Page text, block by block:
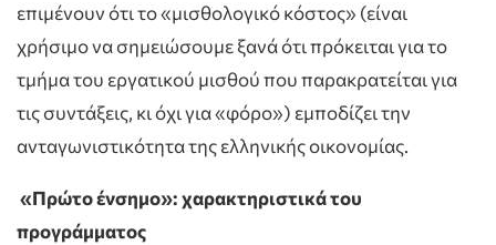
επιμένουν ότι το «μισθολογικό κόστος» (είναι
χρήσιμο να σημειώσουμε ξανά ότι πρόκειται για το
τμήμα του εργατικού μισθού που παρακρατείται για
τις συντάξεις, κι όχι για «φόρο») εμποδίζει την
ανταγωνιστικότητα της ελληνικής οικονομίας.
«Πρώτο ένσημο»: χαρακτηριστικά του
προγράμματος